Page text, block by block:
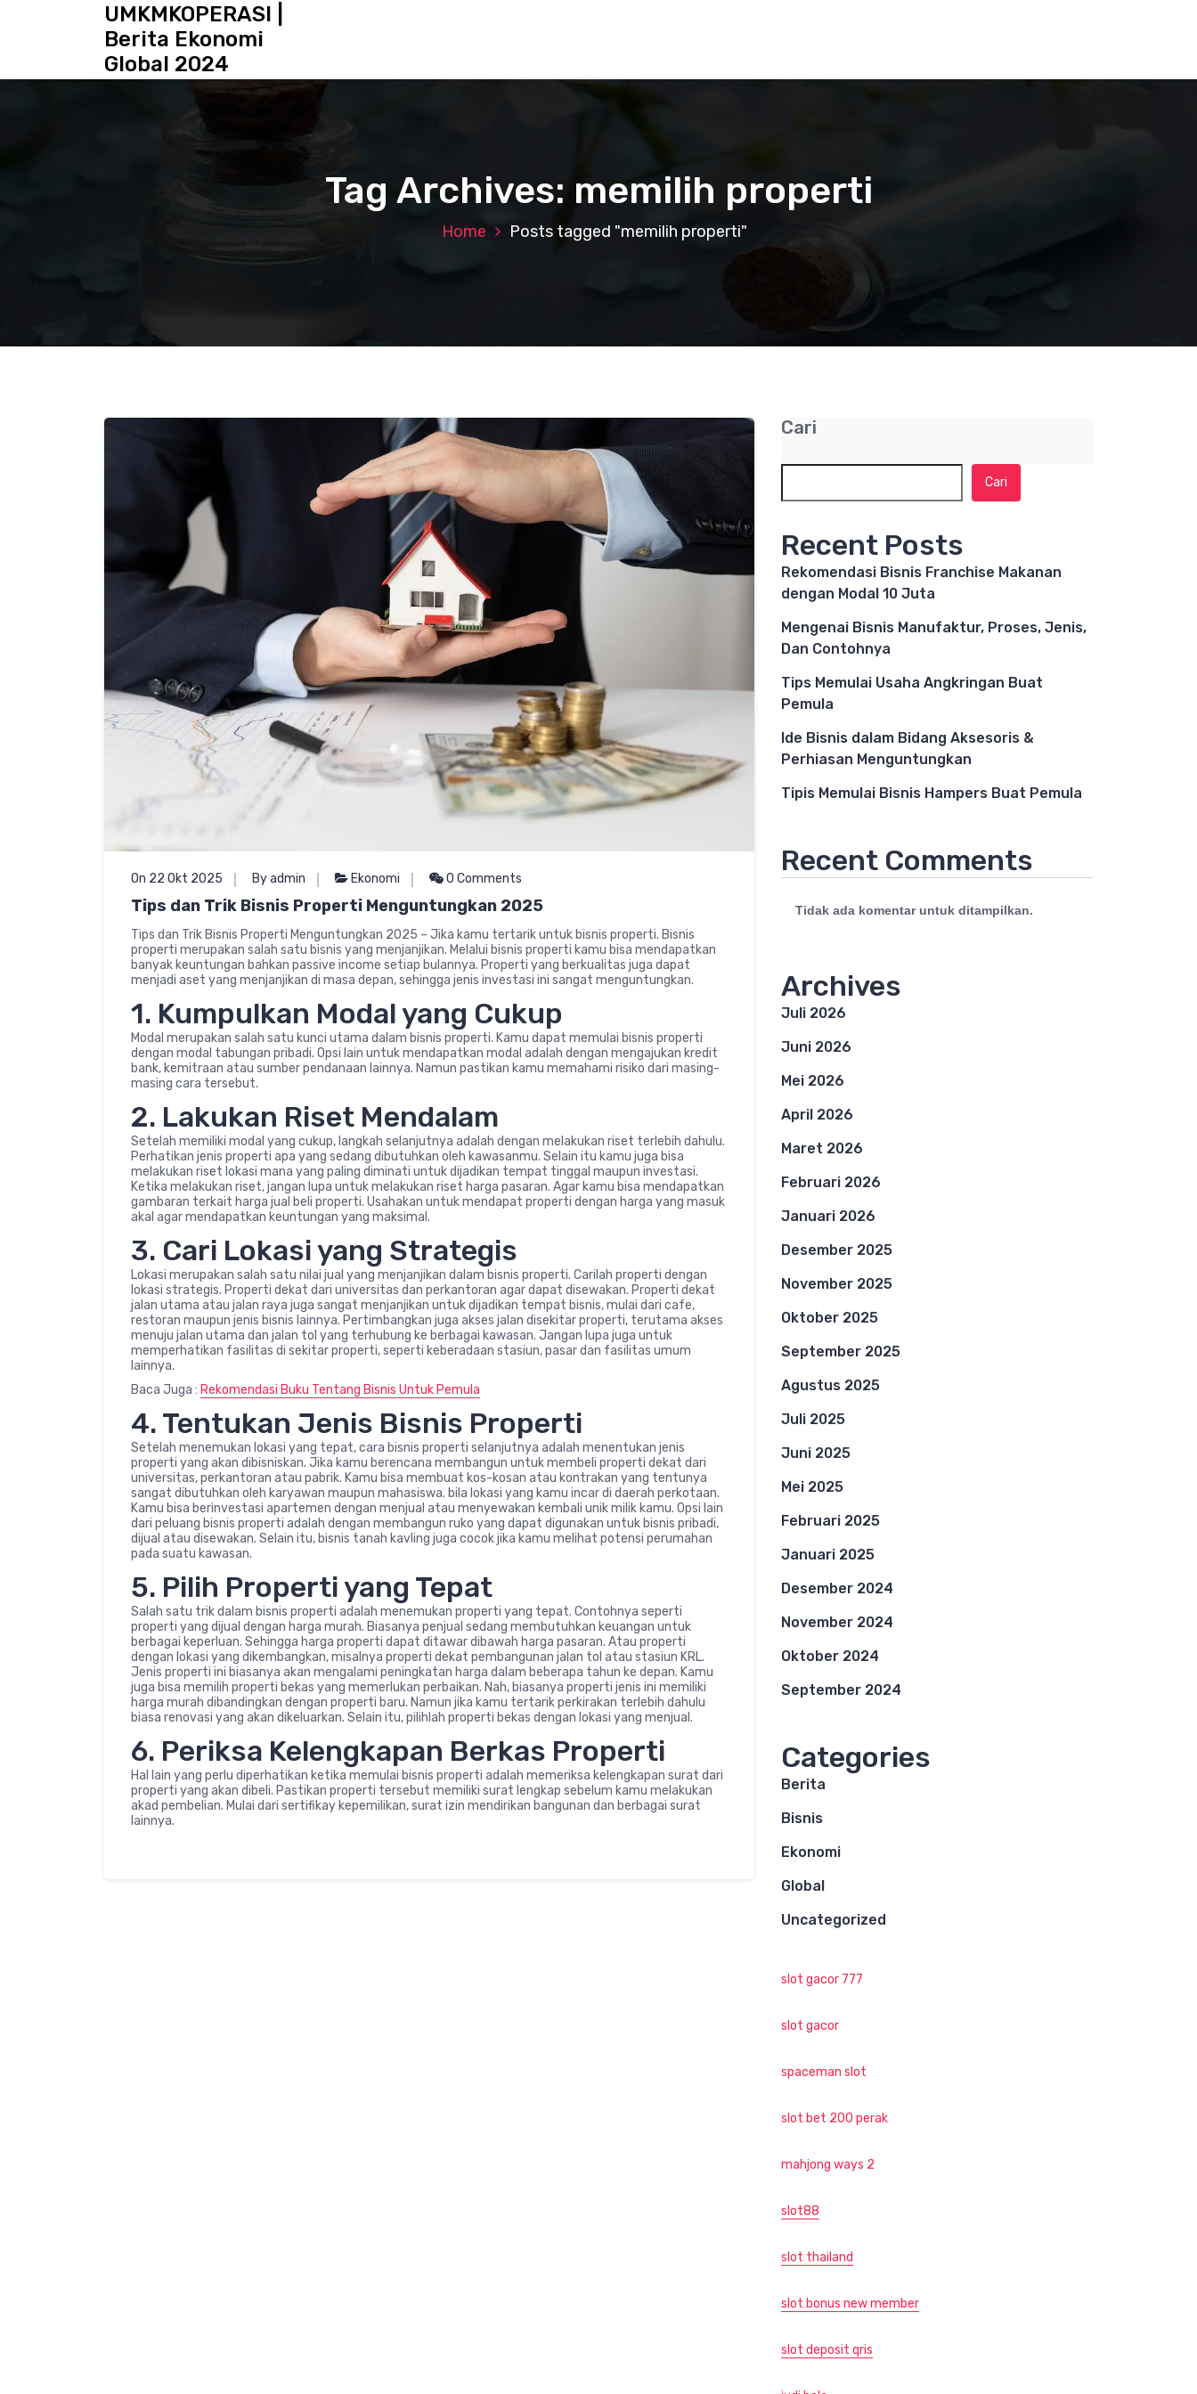
UMKMKOPERASI |
Berita Ekonomi
Global 2024
Tag Archives: memilih properti
Home Posts tagged "memilih properti"
On 22 Okt 2025 By admin Ekonomi 0 Comments
Tips dan Trik Bisnis Properti Menguntungkan 2025
Tips dan Trik Bisnis Properti Menguntungkan 2025 – Jika kamu tertarik untuk bisnis properti. Bisnis
properti merupakan salah satu bisnis yang menjanjikan. Melalui bisnis properti kamu bisa mendapatkan
banyak keuntungan bahkan passive income setiap bulannya. Properti yang berkualitas juga dapat
menjadi aset yang menjanjikan di masa depan, sehingga jenis investasi ini sangat menguntungkan.
1. Kumpulkan Modal yang Cukup
Modal merupakan salah satu kunci utama dalam bisnis properti. Kamu dapat memulai bisnis properti
dengan modal tabungan pribadi. Opsi lain untuk mendapatkan modal adalah dengan mengajukan kredit
bank, kemitraan atau sumber pendanaan lainnya. Namun pastikan kamu memahami risiko dari masing-
masing cara tersebut.
2. Lakukan Riset Mendalam
Setelah memiliki modal yang cukup, langkah selanjutnya adalah dengan melakukan riset terlebih dahulu.
Perhatikan jenis properti apa yang sedang dibutuhkan oleh kawasanmu. Selain itu kamu juga bisa
melakukan riset lokasi mana yang paling diminati untuk dijadikan tempat tinggal maupun investasi.
Ketika melakukan riset, jangan lupa untuk melakukan riset harga pasaran. Agar kamu bisa mendapatkan
gambaran terkait harga jual beli properti. Usahakan untuk mendapat properti dengan harga yang masuk
akal agar mendapatkan keuntungan yang maksimal.
3. Cari Lokasi yang Strategis
Lokasi merupakan salah satu nilai jual yang menjanjikan dalam bisnis properti. Carilah properti dengan
lokasi strategis. Properti dekat dari universitas dan perkantoran agar dapat disewakan. Properti dekat
jalan utama atau jalan raya juga sangat menjanjikan untuk dijadikan tempat bisnis, mulai dari cafe,
restoran maupun jenis bisnis lainnya. Pertimbangkan juga akses jalan disekitar properti, terutama akses
menuju jalan utama dan jalan tol yang terhubung ke berbagai kawasan. Jangan lupa juga untuk
memperhatikan fasilitas di sekitar properti, seperti keberadaan stasiun, pasar dan fasilitas umum
lainnya.
Baca Juga : Rekomendasi Buku Tentang Bisnis Untuk Pemula
4. Tentukan Jenis Bisnis Properti
Setelah menemukan lokasi yang tepat, cara bisnis properti selanjutnya adalah menentukan jenis
properti yang akan dibisniskan. Jika kamu berencana membangun untuk membeli properti dekat dari
universitas, perkantoran atau pabrik. Kamu bisa membuat kos-kosan atau kontrakan yang tentunya
sangat dibutuhkan oleh karyawan maupun mahasiswa. bila lokasi yang kamu incar di daerah perkotaan.
Kamu bisa berinvestasi apartemen dengan menjual atau menyewakan kembali unik milik kamu. Opsi lain
dari peluang bisnis properti adalah dengan membangun ruko yang dapat digunakan untuk bisnis pribadi,
dijual atau disewakan. Selain itu, bisnis tanah kavling juga cocok jika kamu melihat potensi perumahan
pada suatu kawasan.
5. Pilih Properti yang Tepat
Salah satu trik dalam bisnis properti adalah menemukan properti yang tepat. Contohnya seperti
properti yang dijual dengan harga murah. Biasanya penjual sedang membutuhkan keuangan untuk
berbagai keperluan. Sehingga harga properti dapat ditawar dibawah harga pasaran. Atau properti
dengan lokasi yang dikembangkan, misalnya properti dekat pembangunan jalan tol atau stasiun KRL.
Jenis properti ini biasanya akan mengalami peningkatan harga dalam beberapa tahun ke depan. Kamu
juga bisa memilih properti bekas yang memerlukan perbaikan. Nah, biasanya properti jenis ini memiliki
harga murah dibandingkan dengan properti baru. Namun jika kamu tertarik perkirakan terlebih dahulu
biasa renovasi yang akan dikeluarkan. Selain itu, pilihlah properti bekas dengan lokasi yang menjual.
6. Periksa Kelengkapan Berkas Properti
Hal lain yang perlu diperhatikan ketika memulai bisnis properti adalah memeriksa kelengkapan surat dari
properti yang akan dibeli. Pastikan properti tersebut memiliki surat lengkap sebelum kamu melakukan
akad pembelian. Mulai dari sertifikay kepemilikan, surat izin mendirikan bangunan dan berbagai surat
lainnya.
Cari
Cari
Recent Posts
Rekomendasi Bisnis Franchise Makanan
dengan Modal 10 Juta
Mengenai Bisnis Manufaktur, Proses, Jenis,
Dan Contohnya
Tips Memulai Usaha Angkringan Buat
Pemula
Ide Bisnis dalam Bidang Aksesoris &
Perhiasan Menguntungkan
Tipis Memulai Bisnis Hampers Buat Pemula
Recent Comments
Tidak ada komentar untuk ditampilkan.
Archives
Juli 2026
Juni 2026
Mei 2026
April 2026
Maret 2026
Februari 2026
Januari 2026
Desember 2025
November 2025
Oktober 2025
September 2025
Agustus 2025
Juli 2025
Juni 2025
Mei 2025
Februari 2025
Januari 2025
Desember 2024
November 2024
Oktober 2024
September 2024
Categories
Berita
Bisnis
Ekonomi
Global
Uncategorized
slot gacor 777
slot gacor
spaceman slot
slot bet 200 perak
mahjong ways 2
slot88
slot thailand
slot bonus new member
slot deposit qris